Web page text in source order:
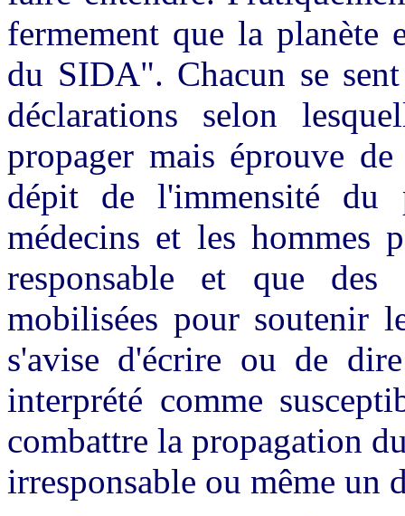
fermement que la planète
du SIDA". Chacun se
déclarations selon
propager mais éprouve
dépit de l'immensité du
médecins et les
responsable et que des
mobilisées pour soutenir
s'avise d'écrire ou de
interprété comme
combattre la propagation
irresponsable ou même un